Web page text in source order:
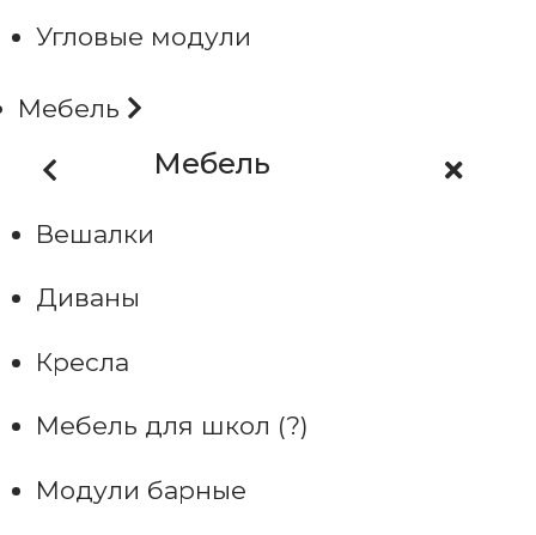
Угловые модули
Мебель
Мебель
Вешалки
Диваны
Кресла
Мебель для школ (?)
Модули барные